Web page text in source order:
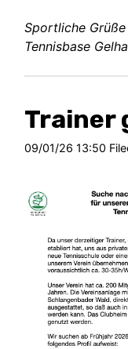
Sportliche Grüße
Tennisbase
Trainer
09/01/26 13:50